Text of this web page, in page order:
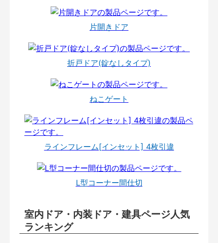
片開きドア
折戸ドア(錠なしタイプ)
ねこゲート
ラインフレーム[インセット] 4枚引違
L型コーナー間仕切
室内ドア・内装ドア・建具ページ人気
ランキング